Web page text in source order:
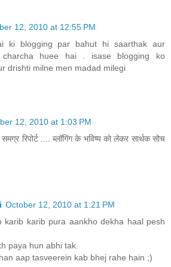
12, 2010 at 12:55 PM
ki blogging par bahut hi saarthak aur
charcha huee hai . isase blogging ko
drishti milne men madad milegi
12, 2010 at 1:03 PM
समग्र रिपोर्ट .... ब्लॉगिंग के भविष्य को लेकर सार्थक सोच
October 12, 2010 at 1:21 PM
karib karib pura aankho dekha haal pesh
paya hun abhi tak.
aap tasveerein kab bhej rahe hain ;)